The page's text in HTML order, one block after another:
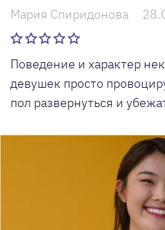
Мария Спиридонова
Поведение и характер
девушек просто
пол развернуться и